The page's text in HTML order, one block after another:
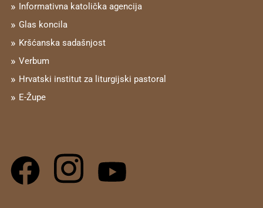
Informativna katolička agencija
Glas koncila
Kršćanska sadašnjost
Verbum
Hrvatski institut za liturgijski pastoral
E-Župe